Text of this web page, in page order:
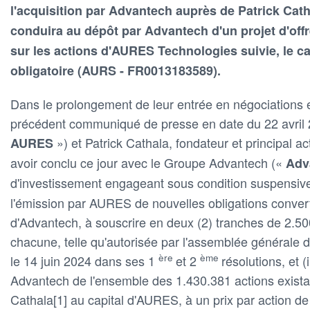
l'acquisition par Advantech auprès de Patrick
conduira au dépôt par Advantech d'un projet
sur les actions d'AURES Technologies suivie, le
obligatoire (AURS - FR0013183589).
Dans le prolongement de leur entrée en
précédent communiqué de presse en date du 22
AURES ») et Patrick Cathala, fondateur et principal
avoir conclu ce jour avec le Groupe Advantech («
d'investissement engageant sous condition
l'émission par AURES de nouvelles obligations
d'Advantech, à souscrire en deux (2) tranches de
chacune, telle qu'autorisée par l'assemblée générale
le 14 juin 2024 dans ses 1 ère et 2 ème résolutions, et
Advantech de l'ensemble des 1.430.381 actions
Cathala[1] au capital d'AURES, à un prix par action